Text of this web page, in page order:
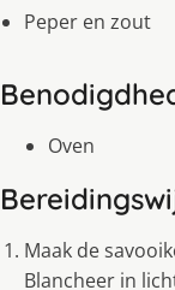
Peper en zout
Oven
Maak de
Blancheer in